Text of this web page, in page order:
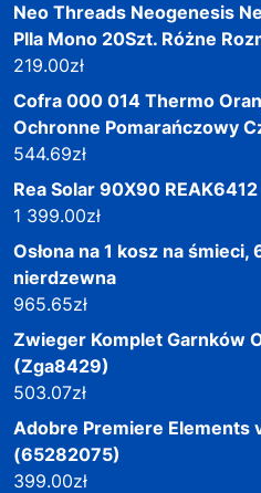
Neo Threads Neogenesis
Plla Mono 20Szt. Różne
219.00zł
Cofra 000 014 Thermo
Ochronne Pomarańczowy
544.69zł
Rea Solar 90X90 REAK6412
1 399.00zł
Osłona na 1 kosz na
nierdzewna
965.65zł
Zwieger Komplet Garnków
(Zga8429)
503.07zł
Adobre Premiere Elements
(65282075)
399.00zł